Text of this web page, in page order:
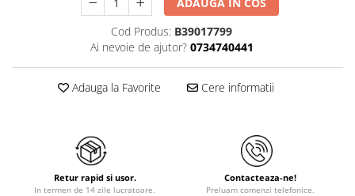
Cod Produs: B39017799
Ai nevoie de ajutor? 0734740441
Adauga la Favorite Cere informatii
Retur rapid si usor.
In termen de 14 zile lucratoare.
Contacteaza-ne!
Preluam comenzi telefonice.